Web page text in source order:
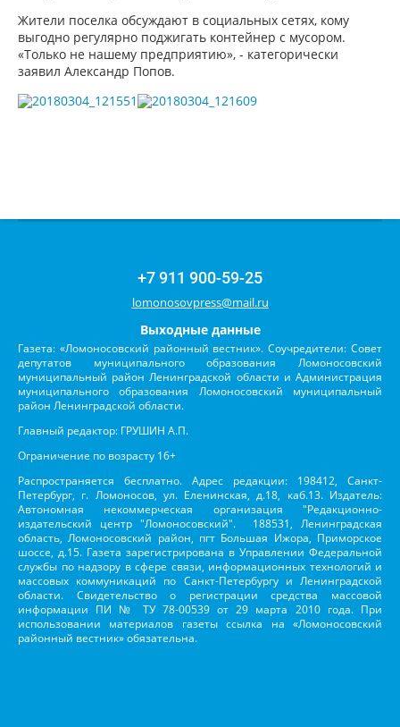
Жители поселка обсуждают в социальных сетях, кому
выгодно регулярно поджигать контейнер с мусором.
«Только не нашему предприятию», - категорически
заявил Александр Попов.
+7 911 900-59-25
lomonosovpress@mail.ru
Выходные данные
Газета: «Ломоносовский районный вестник». Соучредители: Совет
депутатов муниципального образования Ломоносовский
муниципальный район Ленинградской области и Администрация
муниципального образования Ломоносовский муниципальный
район Ленинградской области.
Главный редактор: ГРУШИН А.П.
Ограничение по возрасту 16+
Распространяется бесплатно. Адрес редакции: 198412, Санкт-
Петербург, г. Ломоносов, ул. Еленинская, д.18, каб.13. Издатель:
Автономная некоммерческая организация "Редакционно-
издательский центр "Ломоносовский". 188531, Ленинградская
область, Ломоносовский район, пгт Большая Ижора, Приморское
шоссе, д.15. Газета зарегистрирована в Управлении Федеральной
службы по надзору в сфере связи, информационных технологий и
массовых коммуникаций по Санкт-Петербургу и Ленинградской
области. Свидетельство о регистрации средства массовой
информации ПИ № ТУ 78-00539 от 29 марта 2010 года. При
использовании материалов газеты ссылка на «Ломоносовский
районный вестник» обязательна.